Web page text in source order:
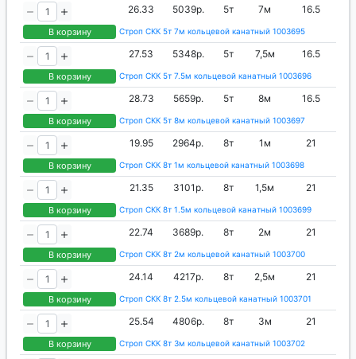
В корзину
26.33 5039р. 5т 7м 16.5
Строп СКК 5т 7м кольцевой канатный 1003695
В корзину
27.53 5348р. 5т 7,5м 16.5
Строп СКК 5т 7.5м кольцевой канатный 1003696
В корзину
28.73 5659р. 5т 8м 16.5
Строп СКК 5т 8м кольцевой канатный 1003697
В корзину
19.95 2964р. 8т 1м 21
Строп СКК 8т 1м кольцевой канатный 1003698
В корзину
21.35 3101р. 8т 1,5м 21
Строп СКК 8т 1.5м кольцевой канатный 1003699
В корзину
22.74 3689р. 8т 2м 21
Строп СКК 8т 2м кольцевой канатный 1003700
В корзину
24.14 4217р. 8т 2,5м 21
Строп СКК 8т 2.5м кольцевой канатный 1003701
В корзину
25.54 4806р. 8т 3м 21
Строп СКК 8т 3м кольцевой канатный 1003702